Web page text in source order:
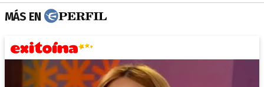
MÁS EN